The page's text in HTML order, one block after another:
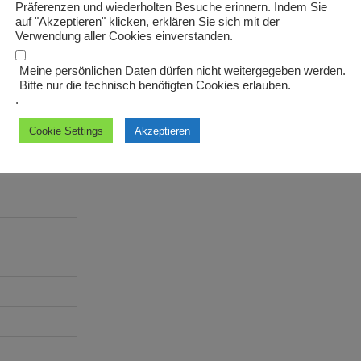
Beitrag
pastor
Präferenzen und wiederholten Besuche erinnern. Indem Sie
auf "Akzeptieren" klicken, erklären Sie sich mit der
Verwendung aller Cookies einverstanden.
Meine persönlichen Daten dürfen nicht weitergegeben werden.
Bitte nur die technisch benötigten Cookies erlauben.
.
Cookie Settings Akzeptieren